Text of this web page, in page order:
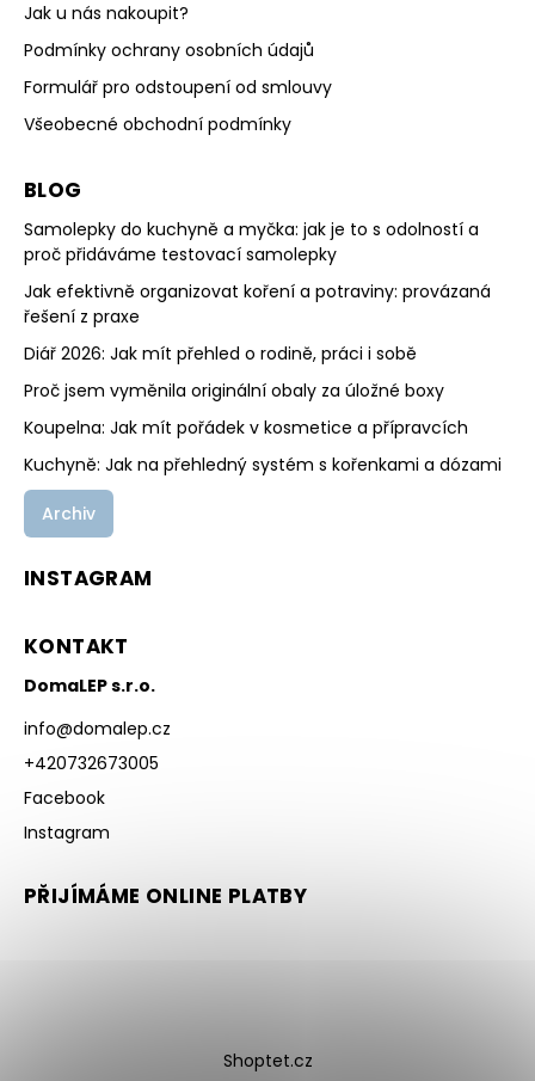
Jak u nás nakoupit?
Podmínky ochrany osobních údajů
Formulář pro odstoupení od smlouvy
Všeobecné obchodní podmínky
BLOG
Samolepky do kuchyně a myčka: jak je to s odolností a
proč přidáváme testovací samolepky
Jak efektivně organizovat koření a potraviny: provázaná
řešení z praxe
Diář 2026: Jak mít přehled o rodině, práci i sobě
Proč jsem vyměnila originální obaly za úložné boxy
Koupelna: Jak mít pořádek v kosmetice a přípravcích
Kuchyně: Jak na přehledný systém s kořenkami a dózami
Archiv
INSTAGRAM
KONTAKT
DomaLEP s.r.o.
info@domalep.cz
+420732673005
Facebook
Instagram
PŘIJÍMÁME ONLINE PLATBY
Shoptet.cz